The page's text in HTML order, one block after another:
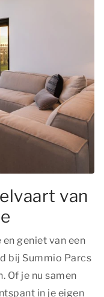
van
geniet van een
bij Summio Parcs
Of je nu samen
in je eigen